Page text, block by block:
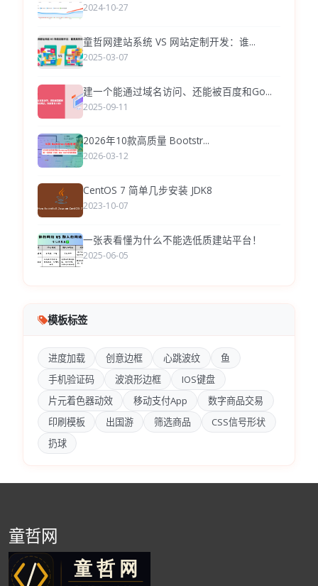
2024-10-27
童哲网建站系统 VS 网站定制开发：谁...
2025-03-07
建一个能通过域名访问、还能被百度和Go...
2025-09-11
2026年10款高质量 Bootstr...
2026-03-12
CentOS 7 简单几步安装 JDK8
2023-10-07
一张表看懂为什么不能选低质建站平台！
2025-06-05
模板标签
进度加载 创意边框 心跳波纹
鱼
手机验证码
波浪形边框
IOS键盘
片元着色器动效
移动支付App
数字商品交易
印刷模板
出国游 筛选商品
CSS信号形状
扔球
童哲网